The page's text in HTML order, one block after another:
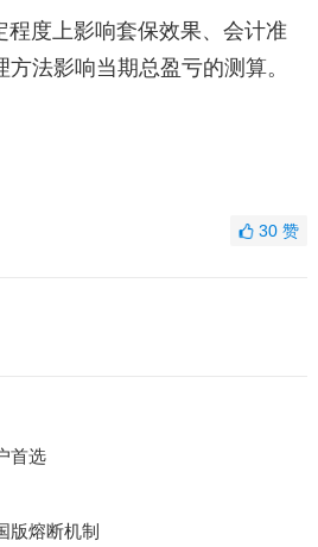
程度上影响套保效果、会计准
法影响当期总盈亏的测算。
30赞
首选
版熔断机制